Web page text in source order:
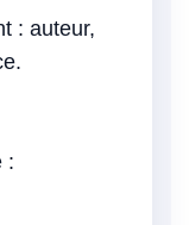
: auteur,
: